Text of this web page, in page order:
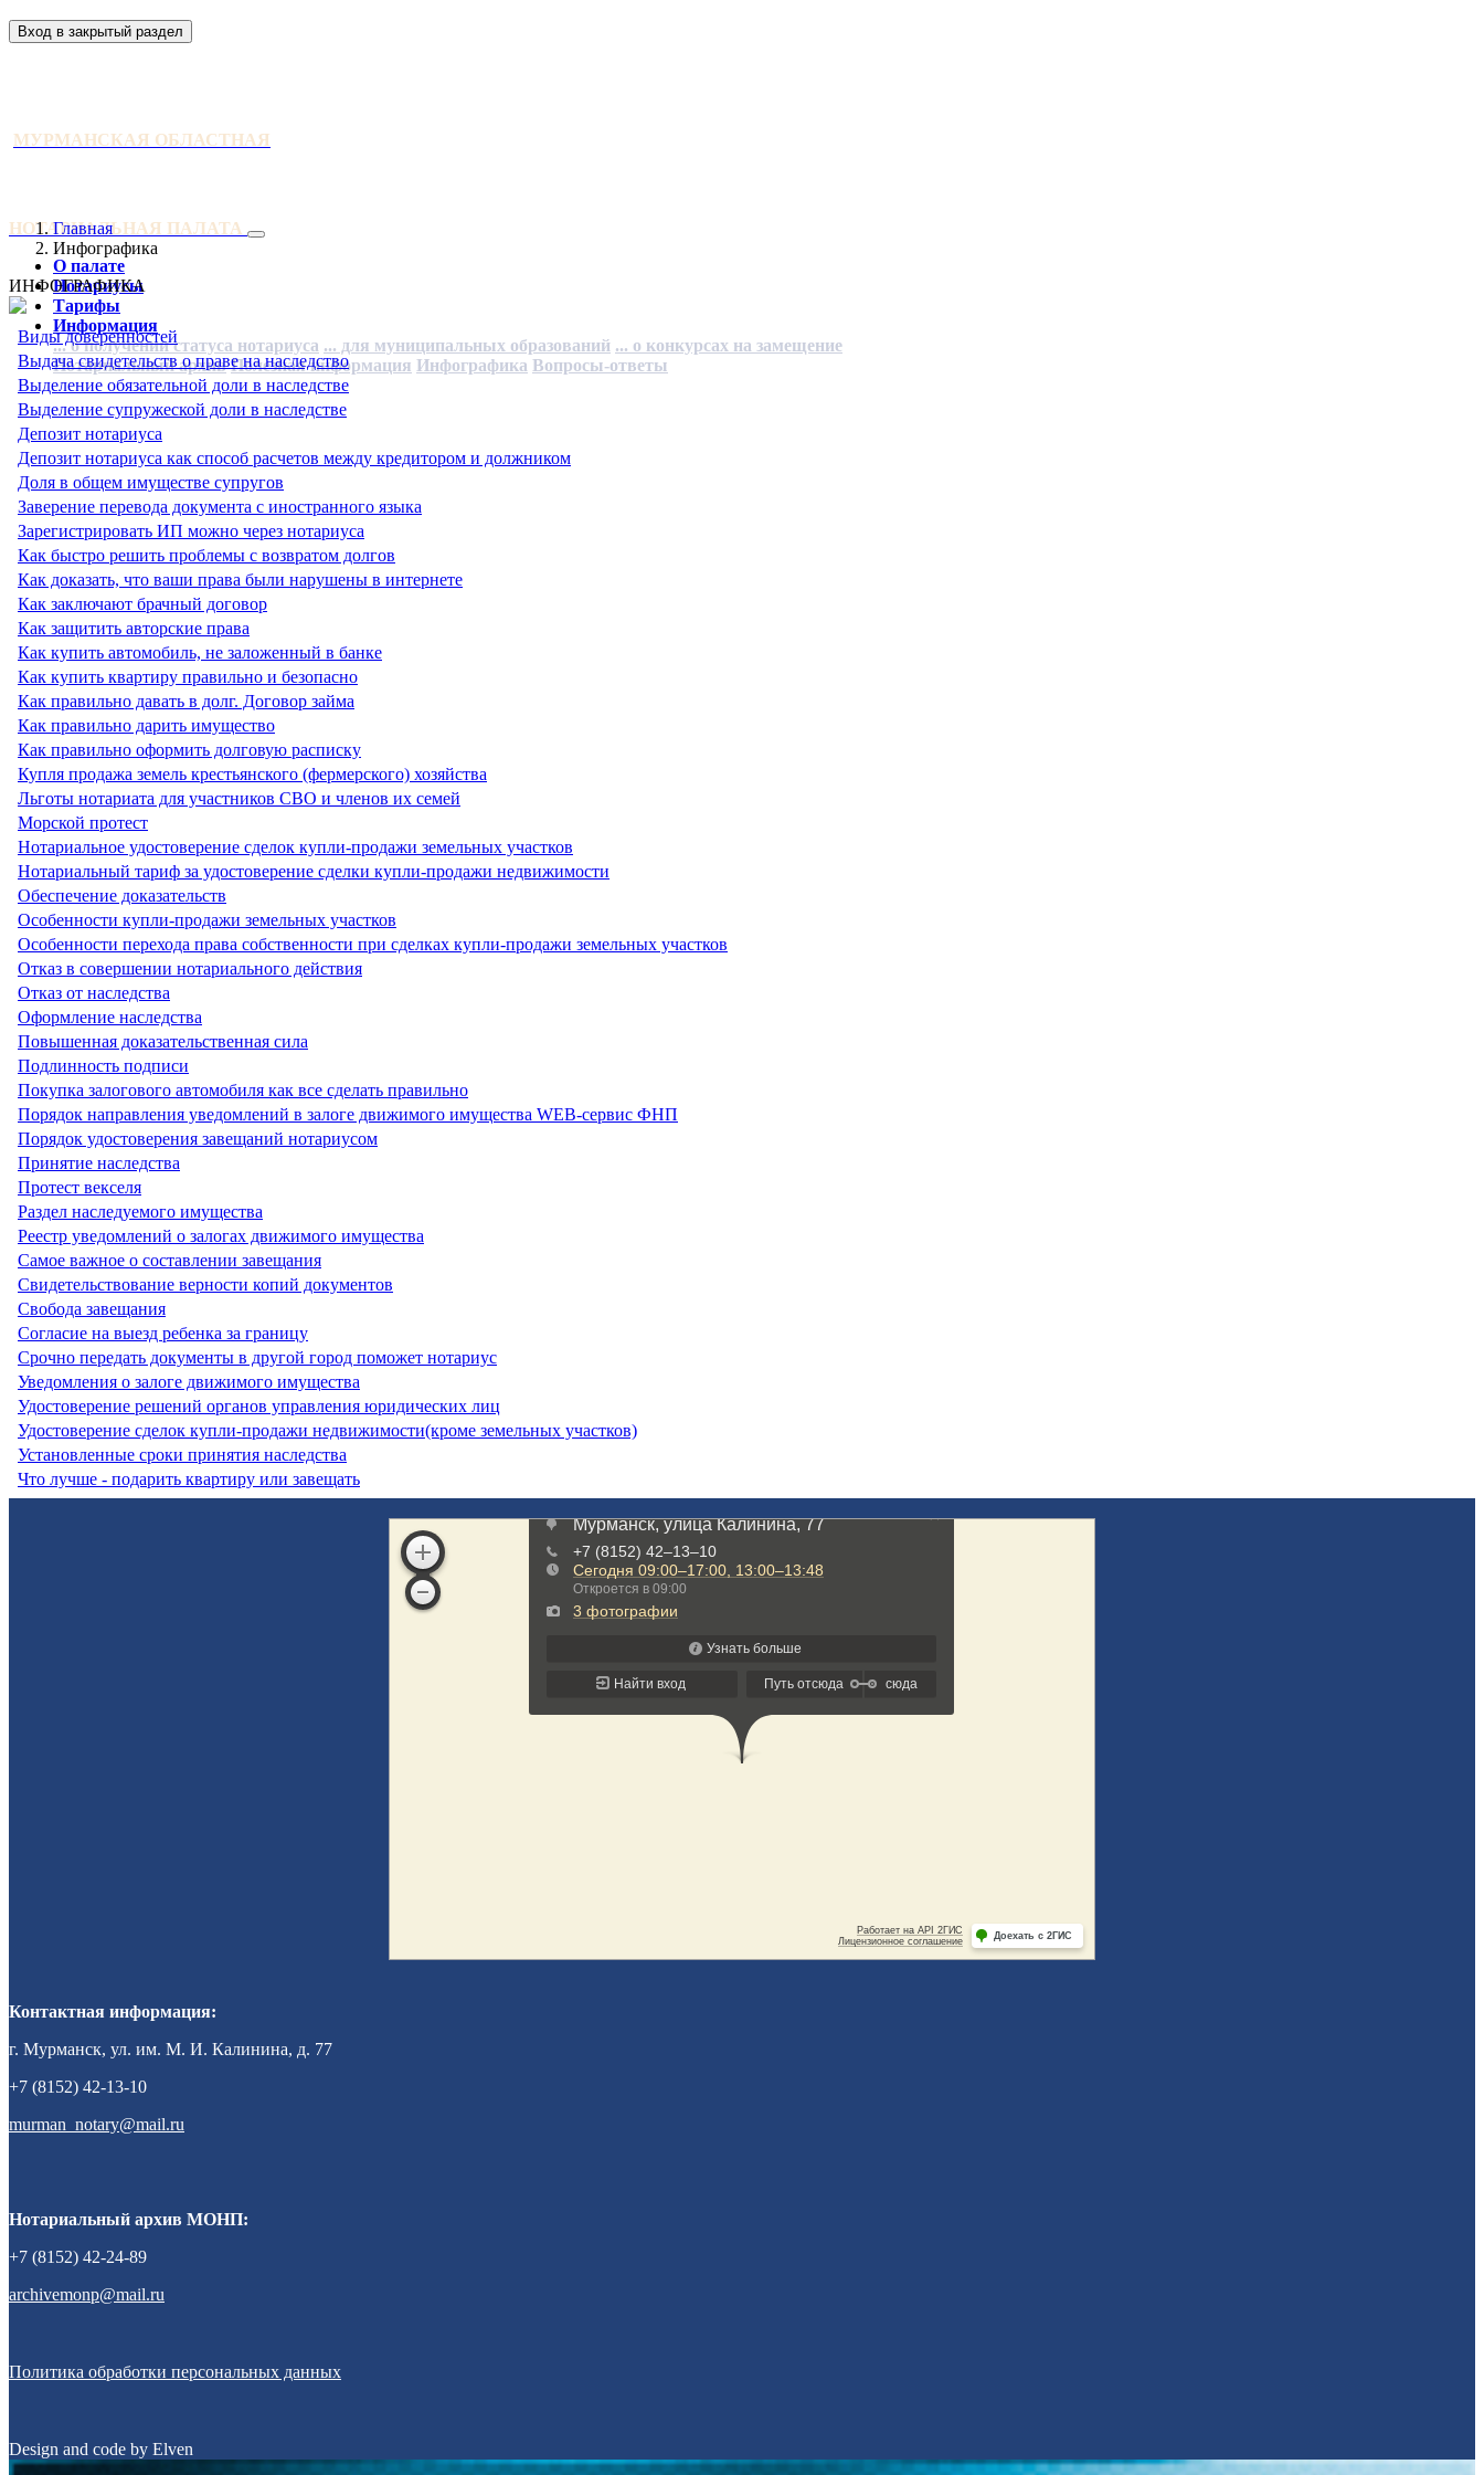
Вход в закрытый раздел
МУРМАНСКАЯ ОБЛАСТНАЯ
НОТАРИАЛЬНАЯ ПАЛАТА
О палате
Нотариусы
Тарифы
Информация
... о получении статуса нотариуса ... для муниципальных образований ... о конкурсах на замещение
Нотариальный архив Полезная информация Инфографика Вопросы-ответы
Главная
Инфографика
ИНФОГРАФИКА
Виды доверенностей
Выдача свидетельств о праве на наследство
Выделение обязательной доли в наследстве
Выделение супружеской доли в наследстве
Депозит нотариуса
Депозит нотариуса как способ расчетов между кредитором и должником
Доля в общем имуществе супругов
Заверение перевода документа с иностранного языка
Зарегистрировать ИП можно через нотариуса
Как быстро решить проблемы с возвратом долгов
Как доказать, что ваши права были нарушены в интернете
Как заключают брачный договор
Как защитить авторские права
Как купить автомобиль, не заложенный в банке
Как купить квартиру правильно и безопасно
Как правильно давать в долг. Договор займа
Как правильно дарить имущество
Как правильно оформить долговую расписку
Купля продажа земель крестьянского (фермерского) хозяйства
Льготы нотариата для участников СВО и членов их семей
Морской протест
Нотариальное удостоверение сделок купли-продажи земельных участков
Нотариальный тариф за удостоверение сделки купли-продажи недвижимости
Обеспечение доказательств
Особенности купли-продажи земельных участков
Особенности перехода права собственности при сделках купли-продажи земельных участков
Отказ в совершении нотариального действия
Отказ от наследства
Оформление наследства
Повышенная доказательственная сила
Подлинность подписи
Покупка залогового автомобиля как все сделать правильно
Порядок направления уведомлений в залоге движимого имущества WEB-сервис ФНП
Порядок удостоверения завещаний нотариусом
Принятие наследства
Протест векселя
Раздел наследуемого имущества
Реестр уведомлений о залогах движимого имущества
Самое важное о составлении завещания
Свидетельствование верности копий документов
Свобода завещания
Согласие на выезд ребенка за границу
Срочно передать документы в другой город поможет нотариус
Уведомления о залоге движимого имущества
Удостоверение решений органов управления юридических лиц
Удостоверение сделок купли-продажи недвижимости(кроме земельных участков)
Установленные сроки принятия наследства
Что лучше - подарить квартиру или завещать
Контактная информация:
г. Мурманск, ул. им. М. И. Калинина, д. 77
+7 (8152) 42-13-10
murman_notary@mail.ru
Нотариальный архив МОНП:
+7 (8152) 42-24-89
archivemonp@mail.ru
Политика обработки персональных данных
Design and code by Elven